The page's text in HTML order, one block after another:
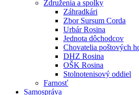
Združenia a spolky
Záhradkári
Zbor Sursum Corda
Urbár Rosina
Jednota dôchodcov
Chovatelia poštových
DHZ Rosina
OŠK Rosina
Stolnotenisový oddiel
Farnosť
Samospráva